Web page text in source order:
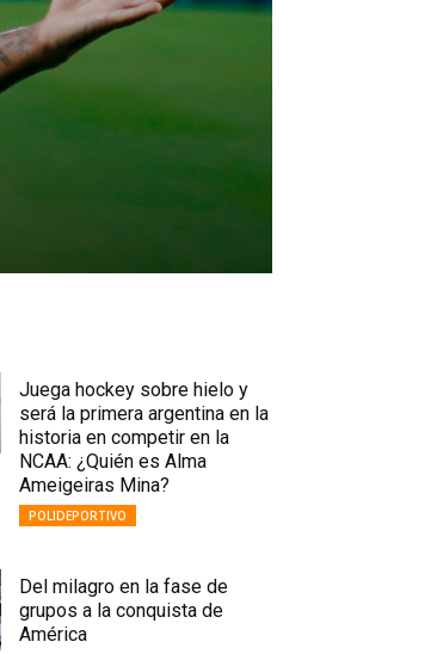
Juega hockey sobre hielo y
será la primera argentina en la
historia en competir en la
NCAA: ¿Quién es Alma
Ameigeiras Mina?
POLIDEPORTIVO
Del milagro en la fase de
grupos a la conquista de
América